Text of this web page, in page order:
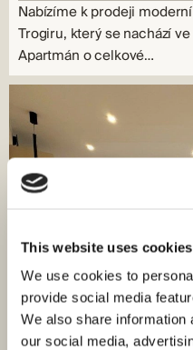
This website uses cookies
We use cookies to
provide social media
We also share information
our social media,
Nabízíme k prodeji
Trogiru, který se nachází
Apartmán o celkové…